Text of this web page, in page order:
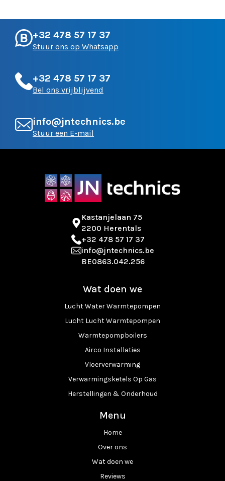
+32 478 57 17 37
Stuur ons op Whatsapp
+32 478 57 17 37
Bel ons vrijblijvend
info@jntechnics.be
Stuur een E-mail
Kastanjelaan 75
2200 Herentals
+32 478 57 17 37
info@jntechnics.be
BE0863.042.256
Wat doen we
Lucht Water Warmtepompen
Lucht Lucht Warmtepompen
Warmtepompboilers
Airco Installaties
Vloerverwarming
Verwarmingsketels Op Gas
Herstellingen & Onderhoud
Menu
Home
Over ons
Wat doen we
Reviews